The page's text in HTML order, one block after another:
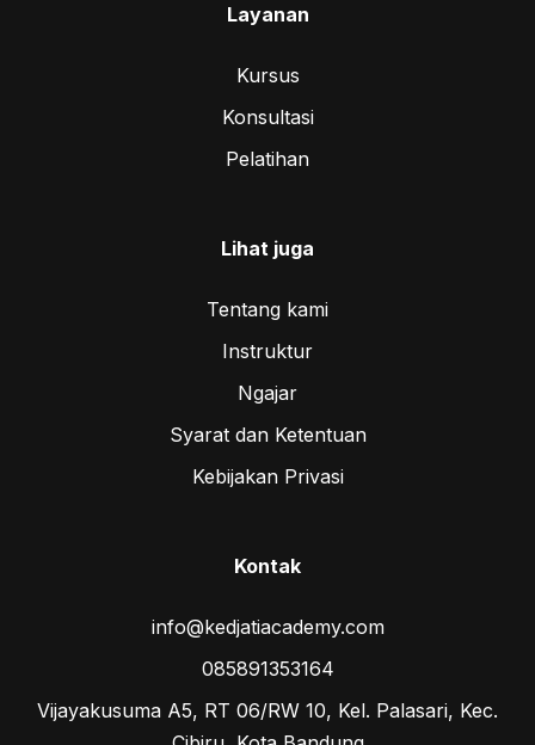
Layanan
Kursus
Konsultasi
Pelatihan
Lihat juga
Tentang kami
Instruktur
Ngajar
Syarat dan Ketentuan
Kebijakan Privasi
Kontak
info@kedjatiacademy.com
085891353164
Vijayakusuma A5, RT 06/RW 10, Kel. Palasari, Kec.